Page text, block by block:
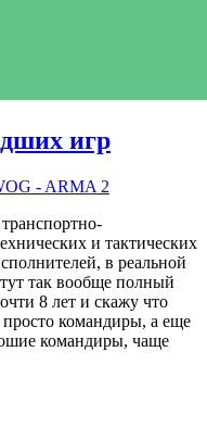
игр
- ARMA 2
и тактических
в реальной
так вообще полный
8 лет и скажу что
командиры, а еще
командиры, чаще